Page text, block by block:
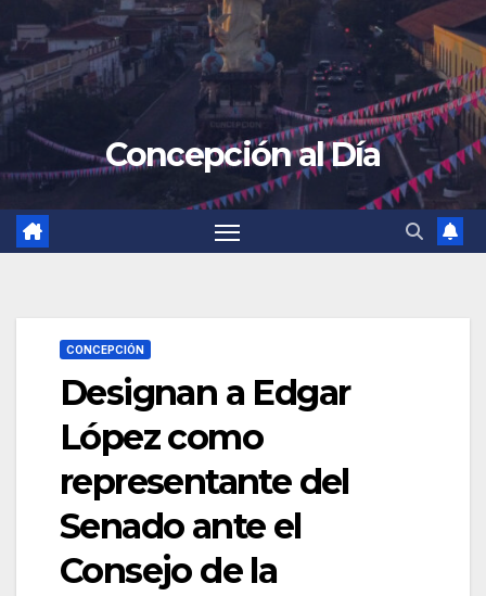
Concepción al Día
CONCEPCIÓN
Designan a Edgar
López como
representante del
Senado ante el
Consejo de la